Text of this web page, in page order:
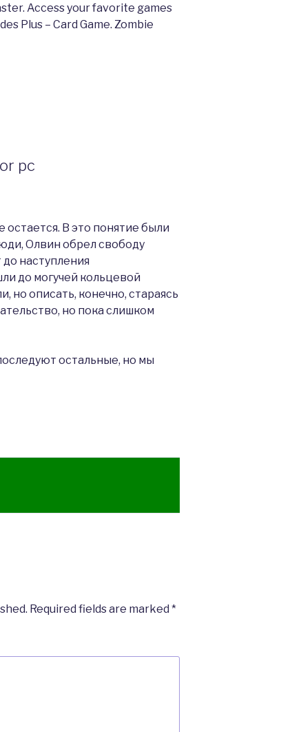
Access your favorite games
Plus – Card Game. Zombie
pc
остается. В это понятие были
Олвин обрел свободу
до наступления
до могучей кольцевой
но описать, конечно, стараясь
но пока слишком
остальные, но мы
Required fields are marked *